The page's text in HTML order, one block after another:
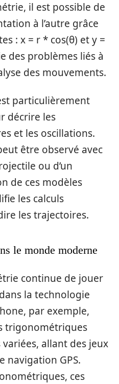
il est possible de
à l’autre grâce
: x = r * cos(θ) et y =
des problèmes liés à
des mouvements.
particulièrement
décrire les
et les oscillations.
être observé avec
ou d’un
de ces modèles
les calculs
les trajectoires.
le monde moderne
continue de jouer
la technologie
par exemple,
trigonométriques
allant des jeux
navigation GPS.
ces